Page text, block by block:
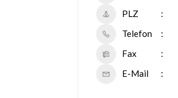
PLZ
Telefon
Fax
E-Mail